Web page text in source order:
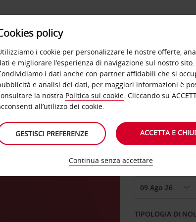
OFFERTE
Scegli una
DAL GIORNO
TIPOLOGIA DI
policy
i cookie per personalizzare le nostre offerte,
e migliorare l’esperienza di navigazione sul nostro sito.
i dati anche con partner affidabili che si
e analisi dei dati; per maggiori informazioni è
la nostra Politica sui cookie. Cliccando su
all’utilizzo dei cookie.
GESTISCI PREFERENZE ACCETTA E
Continua senza accettare